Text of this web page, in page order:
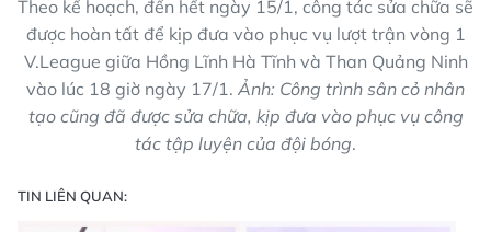
Theo kế hoạch, đến hết ngày 15/1, công tác sửa chữa sẽ
được hoàn tất để kịp đưa vào phục vụ lượt trận vòng 1
V.League giữa Hồng Lĩnh Hà Tĩnh và Than Quảng Ninh
vào lúc 18 giờ ngày 17/1. Ảnh: Công trình sân cỏ nhân
tạo cũng đã được sửa chữa, kịp đưa vào phục vụ công
tác tập luyện của đội bóng.
TIN LIÊN QUAN: